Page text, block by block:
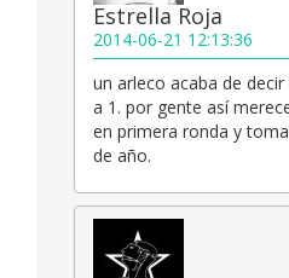
Estrella Roja
2014-06-21 12:13:36
un arleco acaba de
a 1. por gente así
en primera ronda y
de año.